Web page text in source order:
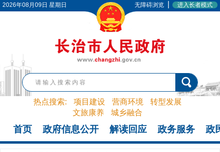
2026年08月09日 星期日 无障碍浏览 进入长者模式
热点搜索: 项目建设 营商环境
转型发展
文旅康养
城乡融合
首页 政府信息公开 解读回应 政务服务 政